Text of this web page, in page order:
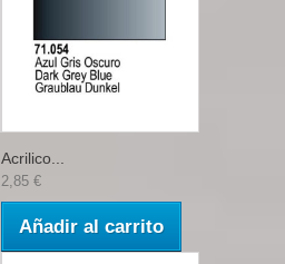
Acrilico...
2,85 €
Añadir al carrito